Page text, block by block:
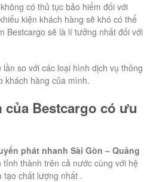
có thủ tục bảo hiểm đối với
kiện khách hàng sẽ khó có thể
Bestcargo sẽ là lí tưởng nhất đối với
so với các loại hình dịch vụ thông
khách hàng của mình.
của Bestcargo có ưu
phát nhanh Sài Gòn – Quảng
thành trên cả nước cùng với hệ
tạo chất lượng nhất .